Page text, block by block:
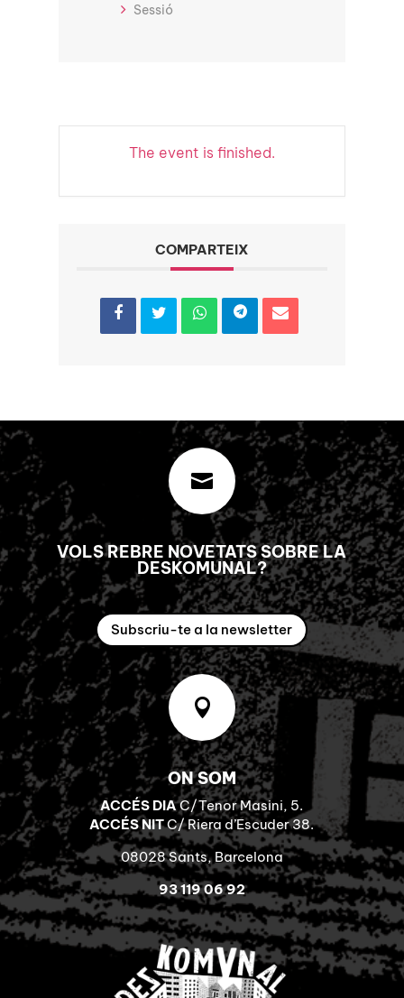
Sessió
The event is finished.
COMPARTEIX

VOLS REBRE NOVETATS SOBRE LA
DESKOMUNAL?
Subscriu-te a la newsletter

ON SOM
ACCÉS DIAC/Tenor Masini, 5.
ACCÉS NITC/ Riera d’Escuder 38.
08028 Sants, Barcelona
93 119 06 92